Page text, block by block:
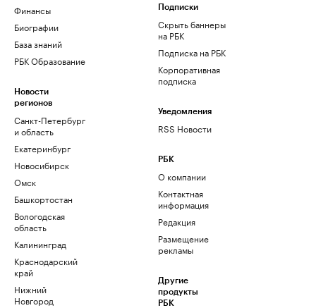
Финансы
Биографии
База знаний
РБК Образование
Новости
регионов
Санкт-Петербург
и область
Екатеринбург
Новосибирск
Омск
Башкортостан
Вологодская
область
Калининград
Краснодарский
край
Нижний
Новгород
Подписки
Скрыть баннеры
на РБК
Подписка на РБК
Корпоративная
подписка
Уведомления
RSS Новости
РБК
О компании
Контактная
информация
Редакция
Размещение
рекламы
Другие
продукты
РБК